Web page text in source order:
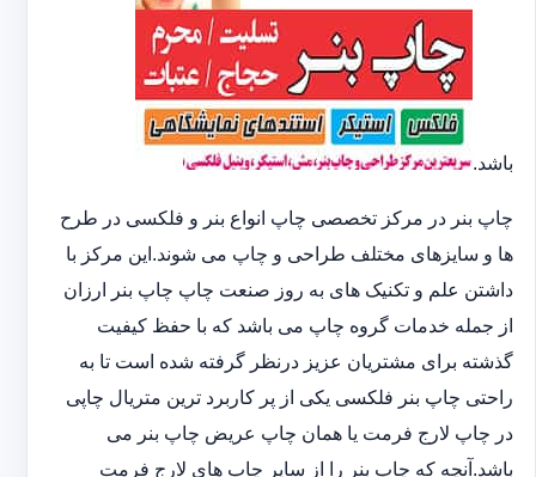
باشد.
چاپ بنر در مرکز تخصصی چاپ انواع بنر و فلکسی در طرح
ها و سایزهای مختلف طراحی و چاپ می شوند.این مرکز با
داشتن علم و تکنیک های به روز صنعت چاپ چاپ بنر ارزان
از جمله خدمات گروه چاپ می باشد که با حفظ کیفیت
گذشته برای مشتریان عزیز درنظر گرفته شده است تا به
راحتی چاپ بنر فلکسی یکی از پر کاربرد ترین متریال چاپی
در چاپ لارج فرمت یا همان چاپ عریض چاپ بنر می
باشد.آنچه که چاپ بنر را از سایر چاپ های لارج فرمت